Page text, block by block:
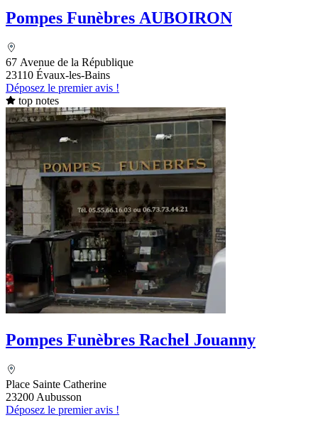
Pompes Funèbres AUBOIRON
67 Avenue de la République
23110 Évaux-les-Bains
Déposez le premier avis !
top notes
Pompes Funèbres Rachel Jouanny
Place Sainte Catherine
23200 Aubusson
Déposez le premier avis !